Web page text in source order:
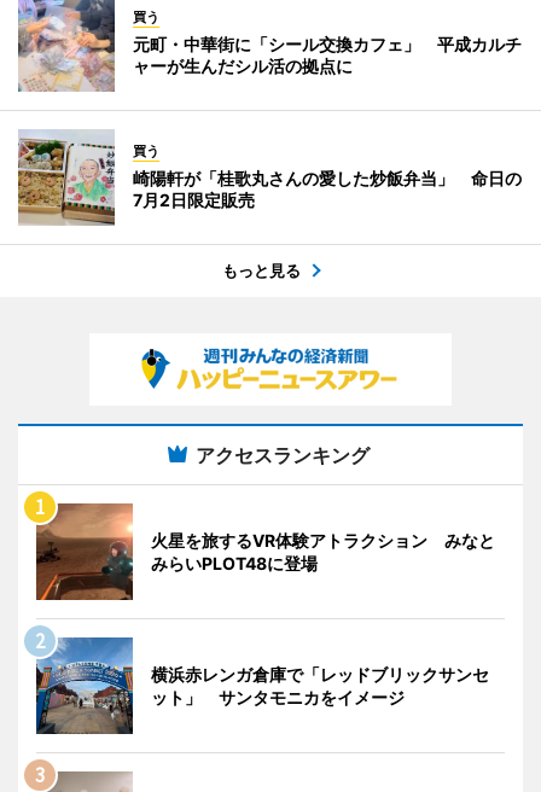
買う
元町・中華街に「シール交換カフェ」 平成カルチ
ャーが生んだシル活の拠点に
買う
崎陽軒が「桂歌丸さんの愛した炒飯弁当」 命日の
7月2日限定販売
もっと見る
アクセスランキング
火星を旅するVR体験アトラクション みなと
みらいPLOT48に登場
横浜赤レンガ倉庫で「レッドブリックサンセ
ット」 サンタモニカをイメージ